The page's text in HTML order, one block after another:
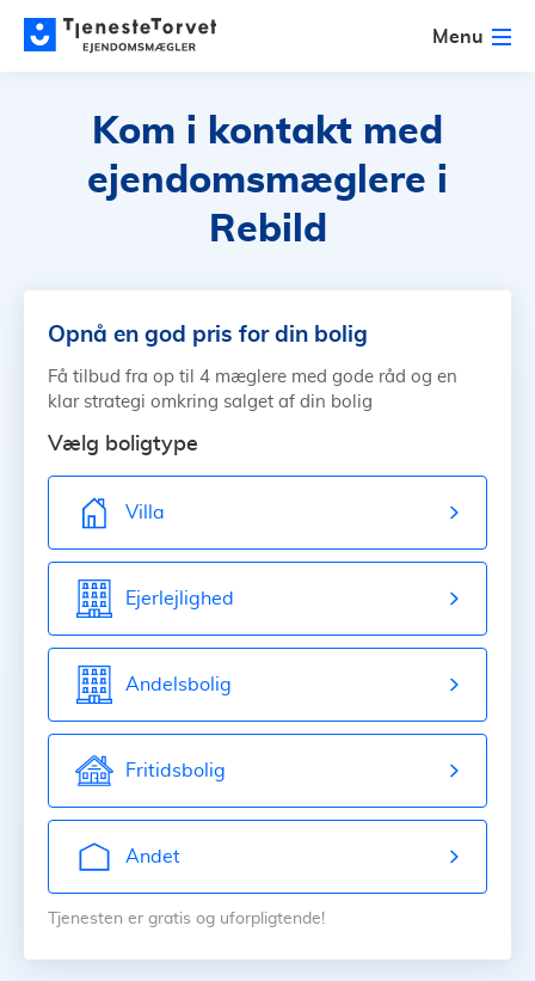
Menu
Kom i kontakt med
ejendomsmæglere i
Rebild
Opnå en god pris for din bolig
Få tilbud fra op til 4 mæglere med gode råd og en
klar strategi omkring salget af din bolig
Vælg boligtype
Villa
Ejerlejlighed
Andelsbolig
Fritidsbolig
Andet
Tjenesten er gratis og uforpligtende!